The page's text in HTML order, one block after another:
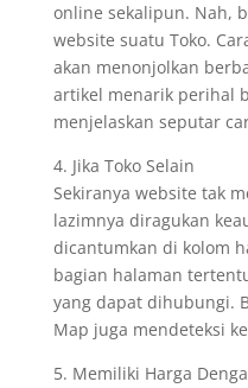
online sekalipun. Nah,
website suatu Toko.
akan menonjolkan
artikel menarik perihal
menjelaskan seputar
4. Jika Toko Selain
Sekiranya website tak
lazimnya diragukan
dicantumkan di kolom
bagian halaman
yang dapat dihubungi.
Map juga mendeteksi
5. Memiliki Harga